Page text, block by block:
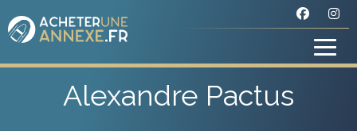
Alexandre Pactus